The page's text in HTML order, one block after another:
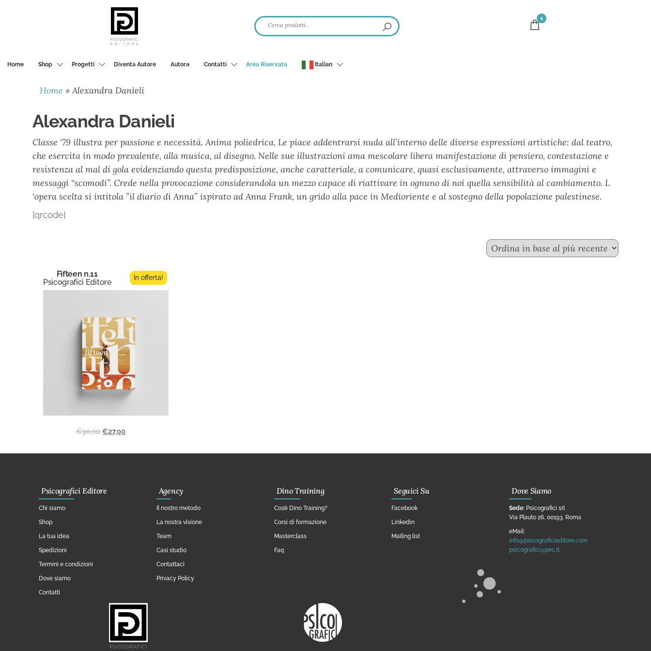
0
Home Shop Progetti Diventa Autore Autorә Contatti Area Riservata Italian
Home »Alexandra Danieli
Alexandra Danieli
Classe ‘79 illustra per passione e necessità. Anima poliedrica, Le piace addentrarsi nuda all’interno delle diverse espressioni artistiche: dal teatro,
che esercita in modo prevalente, alla musica, al disegno. Nelle sue illustrazioni ama mescolare libera manifestazione di pensiero, contestazione e
resistenza al mal di gola evidenziando questa predisposizione, anche caratteriale, a comunicare, quasi esclusivamente, attraverso immagini e
messaggi “scomodi”. Crede nella provocazione considerandola un mezzo capace di riattivare in ognuno di noi quella sensibilità al cambiamento. L
‘opera scelta si intitola ”il diario di Anna” ispirato ad Anna Frank, un grido alla pace in Medioriente e al sostegno della popolazione palestinese.
[qrcode]
Fifteen n.11
Psicografici Editore
In offerta!
€30,00 €27,00
Psicografici Editore
Chi siamo
Shop
La tua idea
Spedizioni
Termini e condizioni
Dove siamo
Contatti
Agency
Il nostro metodo
La nostra visione
Team
Casi studio
Contattaci
Privacy Policy
Dino Training
Cos’è Dino Training?
Corsi di formazione
Masterclass
Faq
Seguici Su
Facebook
Linkedin
Mailing list
Dove Siamo
Sede: Psicografici srl
Via Plauto 26, 00193, Roma
eMail:
info@psicograficieditore.com
psicografici@pec.it